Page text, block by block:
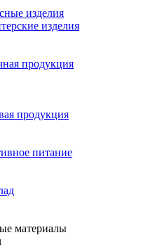
изделия
изделия
продукция
продукция
питание
материалы